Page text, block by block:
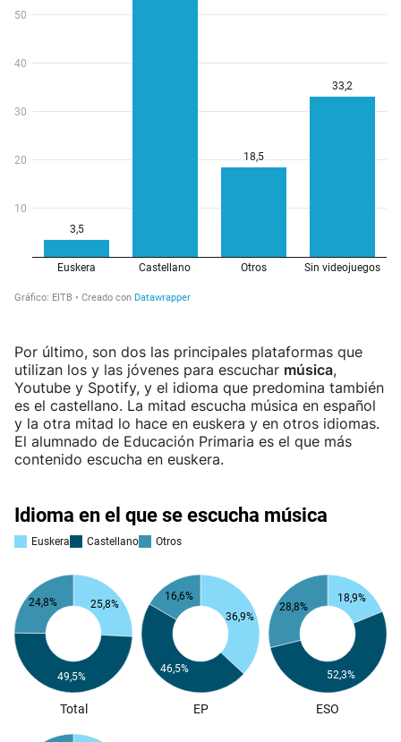
Por último, son dos las principales plataformas que
utilizan los y las jóvenes para escuchar música,
Youtube y Spotify, y el idioma que predomina también
es el castellano. La mitad escucha música en español
y la otra mitad lo hace en euskera y en otros idiomas.
El alumnado de Educación Primaria es el que más
contenido escucha en euskera.